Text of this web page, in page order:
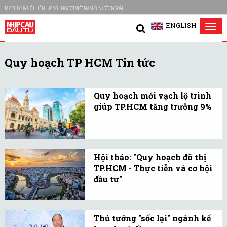
TẠP CHÍ CỦA HỘI LIÊN LẠC VỚI NGƯỜI VIỆT NAM Ở NƯỚC NGOÀI
ENGLISH
Quy hoạch TP HCM Tin tức
Quy hoạch mới vạch lộ trình
giúp TP.HCM tăng trưởng 9%
vọng củng cố vị trí dẫn
đầu nhờ bản quy hoạch
mới được thông qua vào
Hội thảo: "Quy hoạch đô thị
TP.HCM - Thực tiễn và cơ hội
đầu tư"
chuyên gia quy hoạch
Thủ tướng "sốc lại" ngành kế